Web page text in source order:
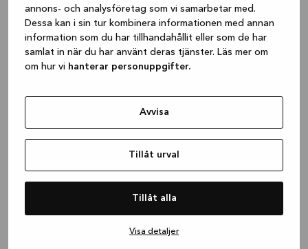
annons- och analysföretag som vi samarbetar med.
Dessa kan i sin tur kombinera informationen med annan
information som du har tillhandahållit eller som de har
samlat in när du har använt deras tjänster. Läs mer om
om hur vi hanterar personuppgifter.
Avvisa
Tillåt urval
Tillåt alla
Visa detaljer
(see the browser console for more
information).